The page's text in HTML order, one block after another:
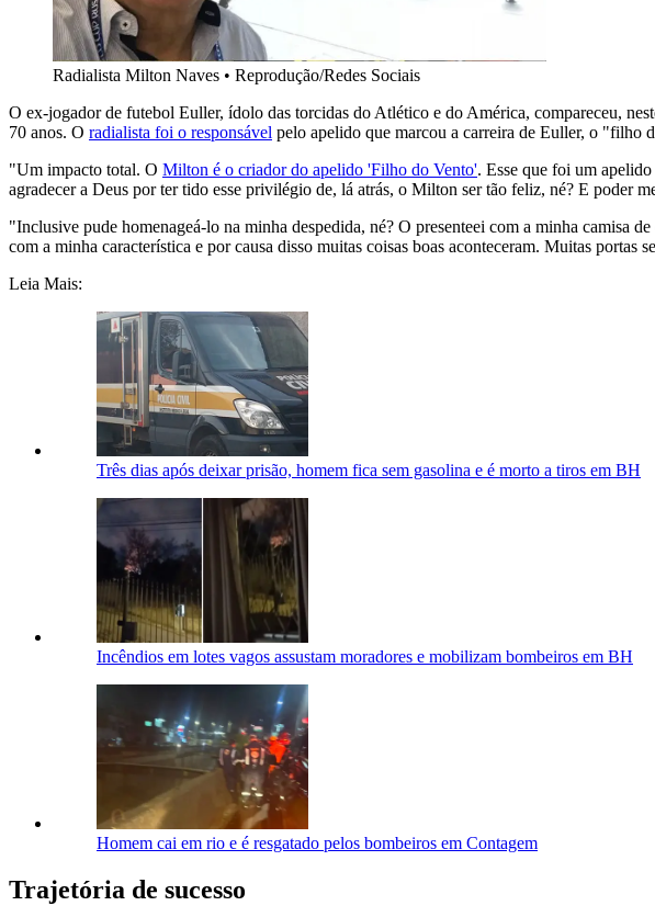
Radialista Milton Naves • Reprodução/Redes Sociais
O ex-jogador de futebol Euller, ídolo das torcidas do Atlético e do América, compareceu,
70 anos. O radialista foi o responsável pelo apelido que marcou a carreira de Euller, o "filho
"Um impacto total. O Milton é o criador do apelido 'Filho do Vento'. Esse que foi um
agradecer a Deus por ter tido esse privilégio de, lá atrás, o Milton ser tão feliz, né? E poder
"Inclusive pude homenageá-lo na minha despedida, né? O presenteei com a minha camisa
com a minha característica e por causa disso muitas coisas boas aconteceram. Muitas portas
Leia Mais:
Três dias após deixar prisão, homem fica sem gasolina e é morto a tiros em BH
Incêndios em lotes vagos assustam moradores e mobilizam bombeiros em BH
Homem cai em rio e é resgatado pelos bombeiros em Contagem
Trajetória de sucesso